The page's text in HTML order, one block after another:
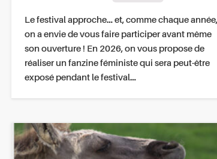
Le festival approche… et, comme chaque année,
on a envie de vous faire participer avant même
son ouverture ! En 2026, on vous propose de
réaliser un fanzine féministe qui sera peut-être
exposé pendant le festival…